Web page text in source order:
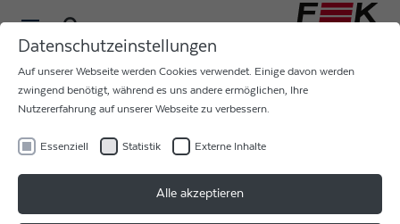
JOBMESSE DEUTSCHLAND -
IT WAS A BLAST!
Datenschutzeinstellungen
Auf unserer Webseite werden Cookies verwendet. Einige davon werden
zwingend benötigt, während es uns andere ermöglichen, Ihre
Nutzererfahrung auf unserer Webseite zu verbessern.
Essenziell Statistik Externe Inhalte
Alle akzeptieren